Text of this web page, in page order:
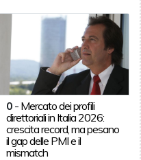
0 - Mercato dei profili
direttoriali in Italia 2026:
crescita record, ma pesano
il gap delle PMI e il
mismatch